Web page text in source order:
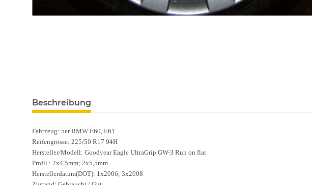
Beschreibung
Fahrzeug: 5er BMW E60, E61
Reifengrösse: 225/50 R17 94H
Hersteller/Modell: Goodyear Eagle UltraGrip GW-3 Run on flat
Profil : 2x4,5mm; 2x5,5mm
Herstellerdatum(DOT): 1x2006; 3x2008